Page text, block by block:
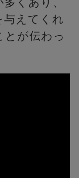
与えてくれ
とが伝わっ